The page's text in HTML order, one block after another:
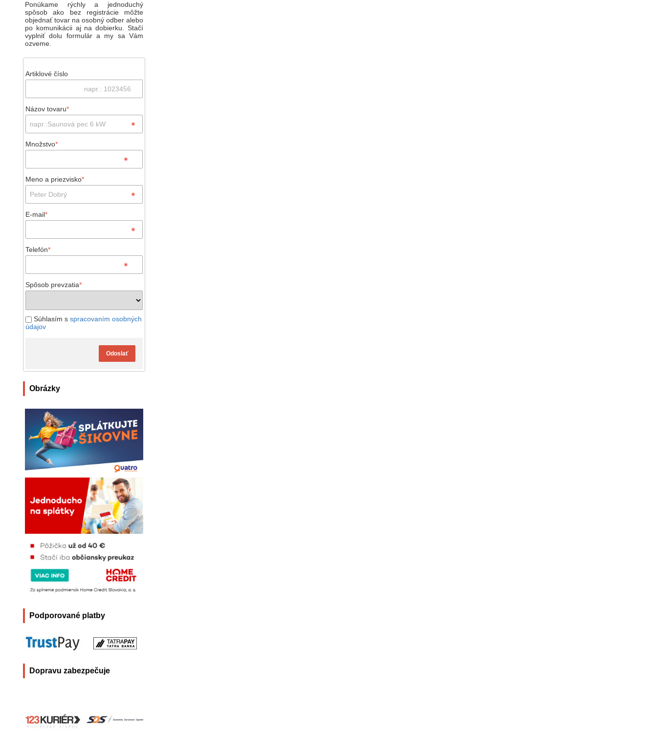
Ponúkame rýchly a jednoduchý
spôsob ako bez registrácie môžte
objednať tovar na osobný odber alebo
po komunikácii aj na dobierku. Stačí
vyplniť dolu formulár a my sa Vám
ozveme.
Artiklové číslo
Názov tovaru*
Množstvo*
Meno a priezvisko*
E-mail*
Telefón*
Spôsob prevzatia*
Súhlasím s spracovaním osobných
údajov
Odoslať
Obrázky
Podporované platby
Dopravu zabezpečuje